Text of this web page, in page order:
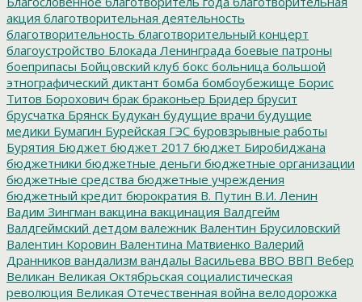
акция благотворительная деятельность
благотворительность благотворительный концерт
благоустройство Блокада Ленинграда боевые патроны
боеприпасы Бойцовский клуб бокс больница большой
этнографический диктант бомба бомбоубежище Борис
Титов Борохович брак браконьер Бридер брусит
брусчатка Брянск Будукан будущие врачи будущие
медики Бумагин Бурейская ГЭС буровзрывные работы
Бурятия Бюджет бюджет 2017 бюджет Биробиджана
бюджетники бюджетные деньги бюджетные организации
бюджетные средства бюджетные учреждения
бюджетный кредит бюрократия В. Путин В.И. Ленин
Вадим Зингман вакцина вакцинация Валдгейм
Валдгеймский детдом валежник Валентин Брусиловский
Валентин Коровин Валентина Матвиенко Валерий
Дранников вандализм вандалы Васильева ВВО ВВП Вебер
Великан Великая Октябрьская социалистическая
революция Великая Отечественная война велодорожка